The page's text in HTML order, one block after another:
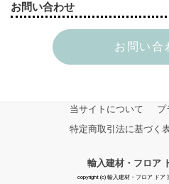
お問い合わせ
お問い合
当サイトについて
プ
特定商取引法に基づく
輸入建材・フロア
copyright (c) 輸入建材・フロア ドア